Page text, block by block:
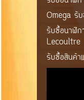
Omega รับ
รับซื้อนาฬิ
Lecoultre
รับซื้อสินค้า